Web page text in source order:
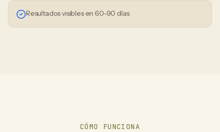
Resultados visibles en 60-90 días
CÓMO FUNCIONA